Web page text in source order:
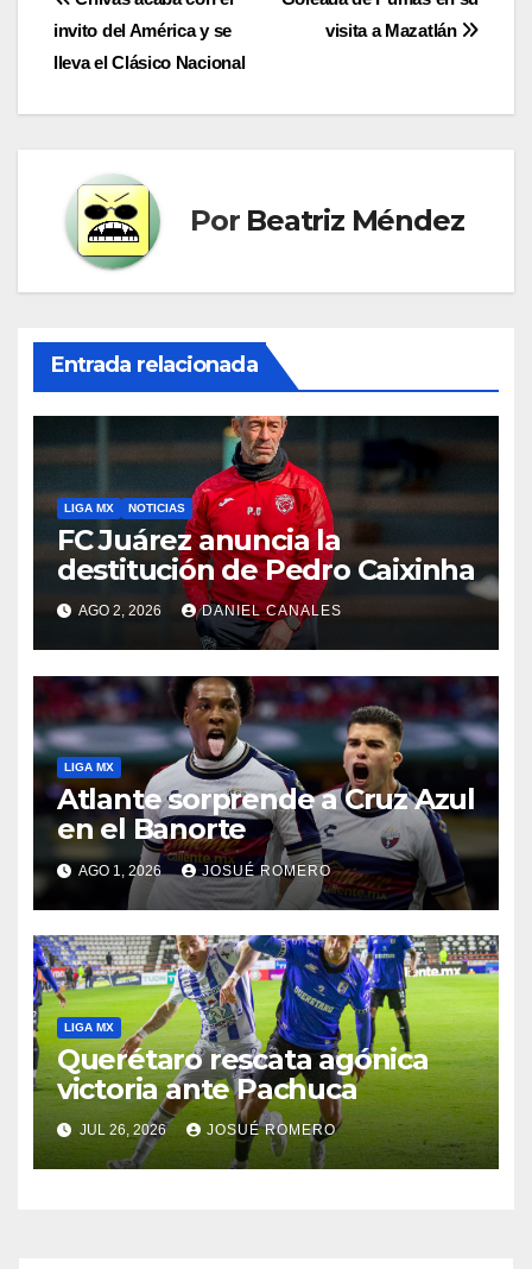
de
entradas
visita a Mazatlán
invito del América y se
lleva el Clásico Nacional
Por Beatriz Méndez
Entrada relacionada
LIGA MX NOTICIAS
FC Juárez anuncia la
destitución de Pedro Caixinha
AGO 2, 2026 DANIEL CANALES
LIGA MX
Atlante sorprende a Cruz Azul
en el Banorte
AGO 1, 2026 JOSUÉ ROMERO
LIGA MX
Querétaro rescata agónica
victoria ante Pachuca
JUL 26, 2026 JOSUÉ ROMERO